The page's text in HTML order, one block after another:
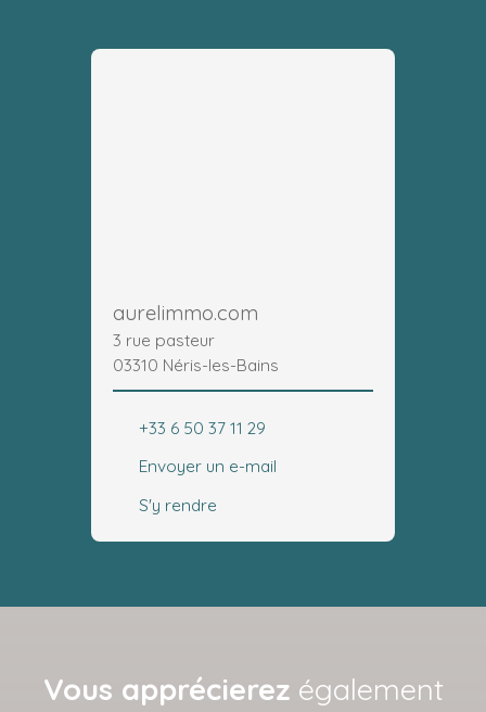
aurelimmo.com
3 rue pasteur
03310 Néris-les-Bains
+33 6 50 37 11 29
Envoyer un e-mail
S'y rendre
Vous apprécierez également